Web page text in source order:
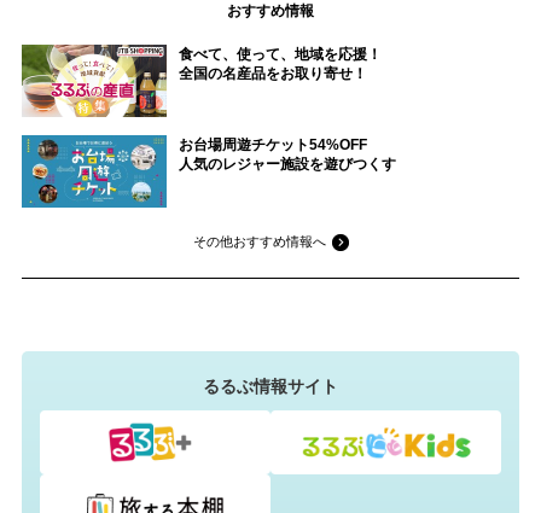
おすすめ情報
食べて、使って、地域を応援！
全国の名産品をお取り寄せ！
お台場周遊チケット54%OFF
人気のレジャー施設を遊びつくす
その他おすすめ情報へ
るるぶ情報サイト